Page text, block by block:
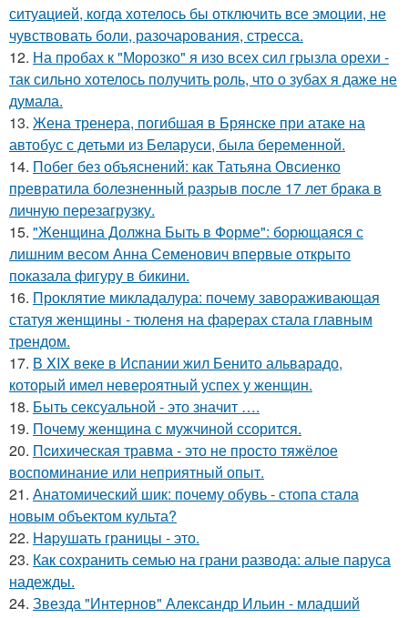
ситуацией, когда хотелось бы отключить все эмоции, не
чувствовать боли, разочарования, стресса.
12. На пробах к "Морозко" я изо всех сил грызла орехи -
так сильно хотелось получить роль, что о зубах я даже не
думала.
13. Жена тренера, погибшая в Брянске при атаке на
автобус с детьми из Беларуси, была беременной.
14. Побег без объяснений: как Татьяна Овсиенко
превратила болезненный разрыв после 17 лет брака в
личную перезагрузку.
15. "Женщина Должна Быть в Форме": борющаяся с
лишним весом Анна Семенович впервые открыто
показала фигуру в бикини.
16. Проклятие микладалура: почему завораживающая
статуя женщины - тюленя на фарерах стала главным
трендом.
17. В XIX веке в Испании жил Бенито альварадо,
который имел невероятный успех у женщин.
18. Быть сексуальной - это значит ….
19. Почему женщина с мужчиной ссорится.
20. Пcиxическая травма - это не просто тяжёлое
воспоминание или неприятный опыт.
21. Анатомический шик: почему обувь - стопа стала
новым объектом культа?
22. Hapушать границы - это.
23. Как сохранить семью на грани развода: алые паруса
надежды.
24. Звезда "Интернов" Александр Ильин - младший